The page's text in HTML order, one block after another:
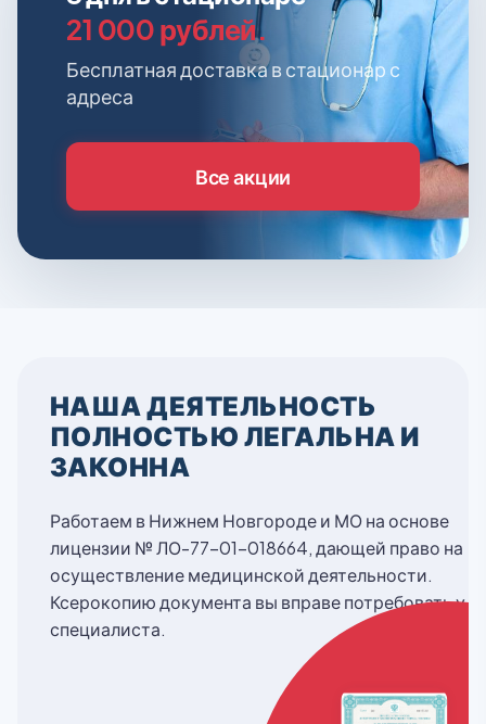
21 000 рублей.
Бесплатная доставка в стационар с
адреса
Все акции
НАША ДЕЯТЕЛЬНОСТЬ
ПОЛНОСТЬЮ ЛЕГАЛЬНА И
ЗАКОННА
Работаем в Нижнем Новгороде и МО на основе
лицензии № ЛО-77-01-018664, дающей право на
осуществление медицинской деятельности.
Ксерокопию документа вы вправе потребовать у
специалиста.